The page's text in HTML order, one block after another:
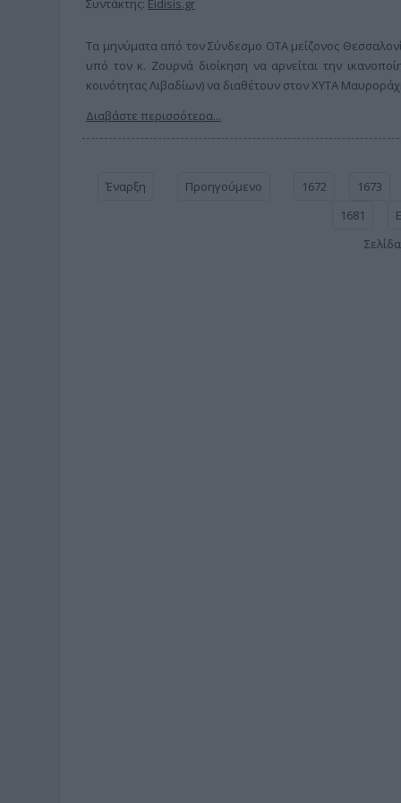
Τα μηνύματα από τον Σύνδεσμο ΟΤΑ μείζονος
υπό τον κ. Ζουρνά διοίκηση να αρνείται την
κοινότητας Λιβαδίων) να διαθέτουν στον ΧΥΤΑ
Διαβάστε περισσότερα...
Έναρξη Προηγούμενο 1672 1673
1681